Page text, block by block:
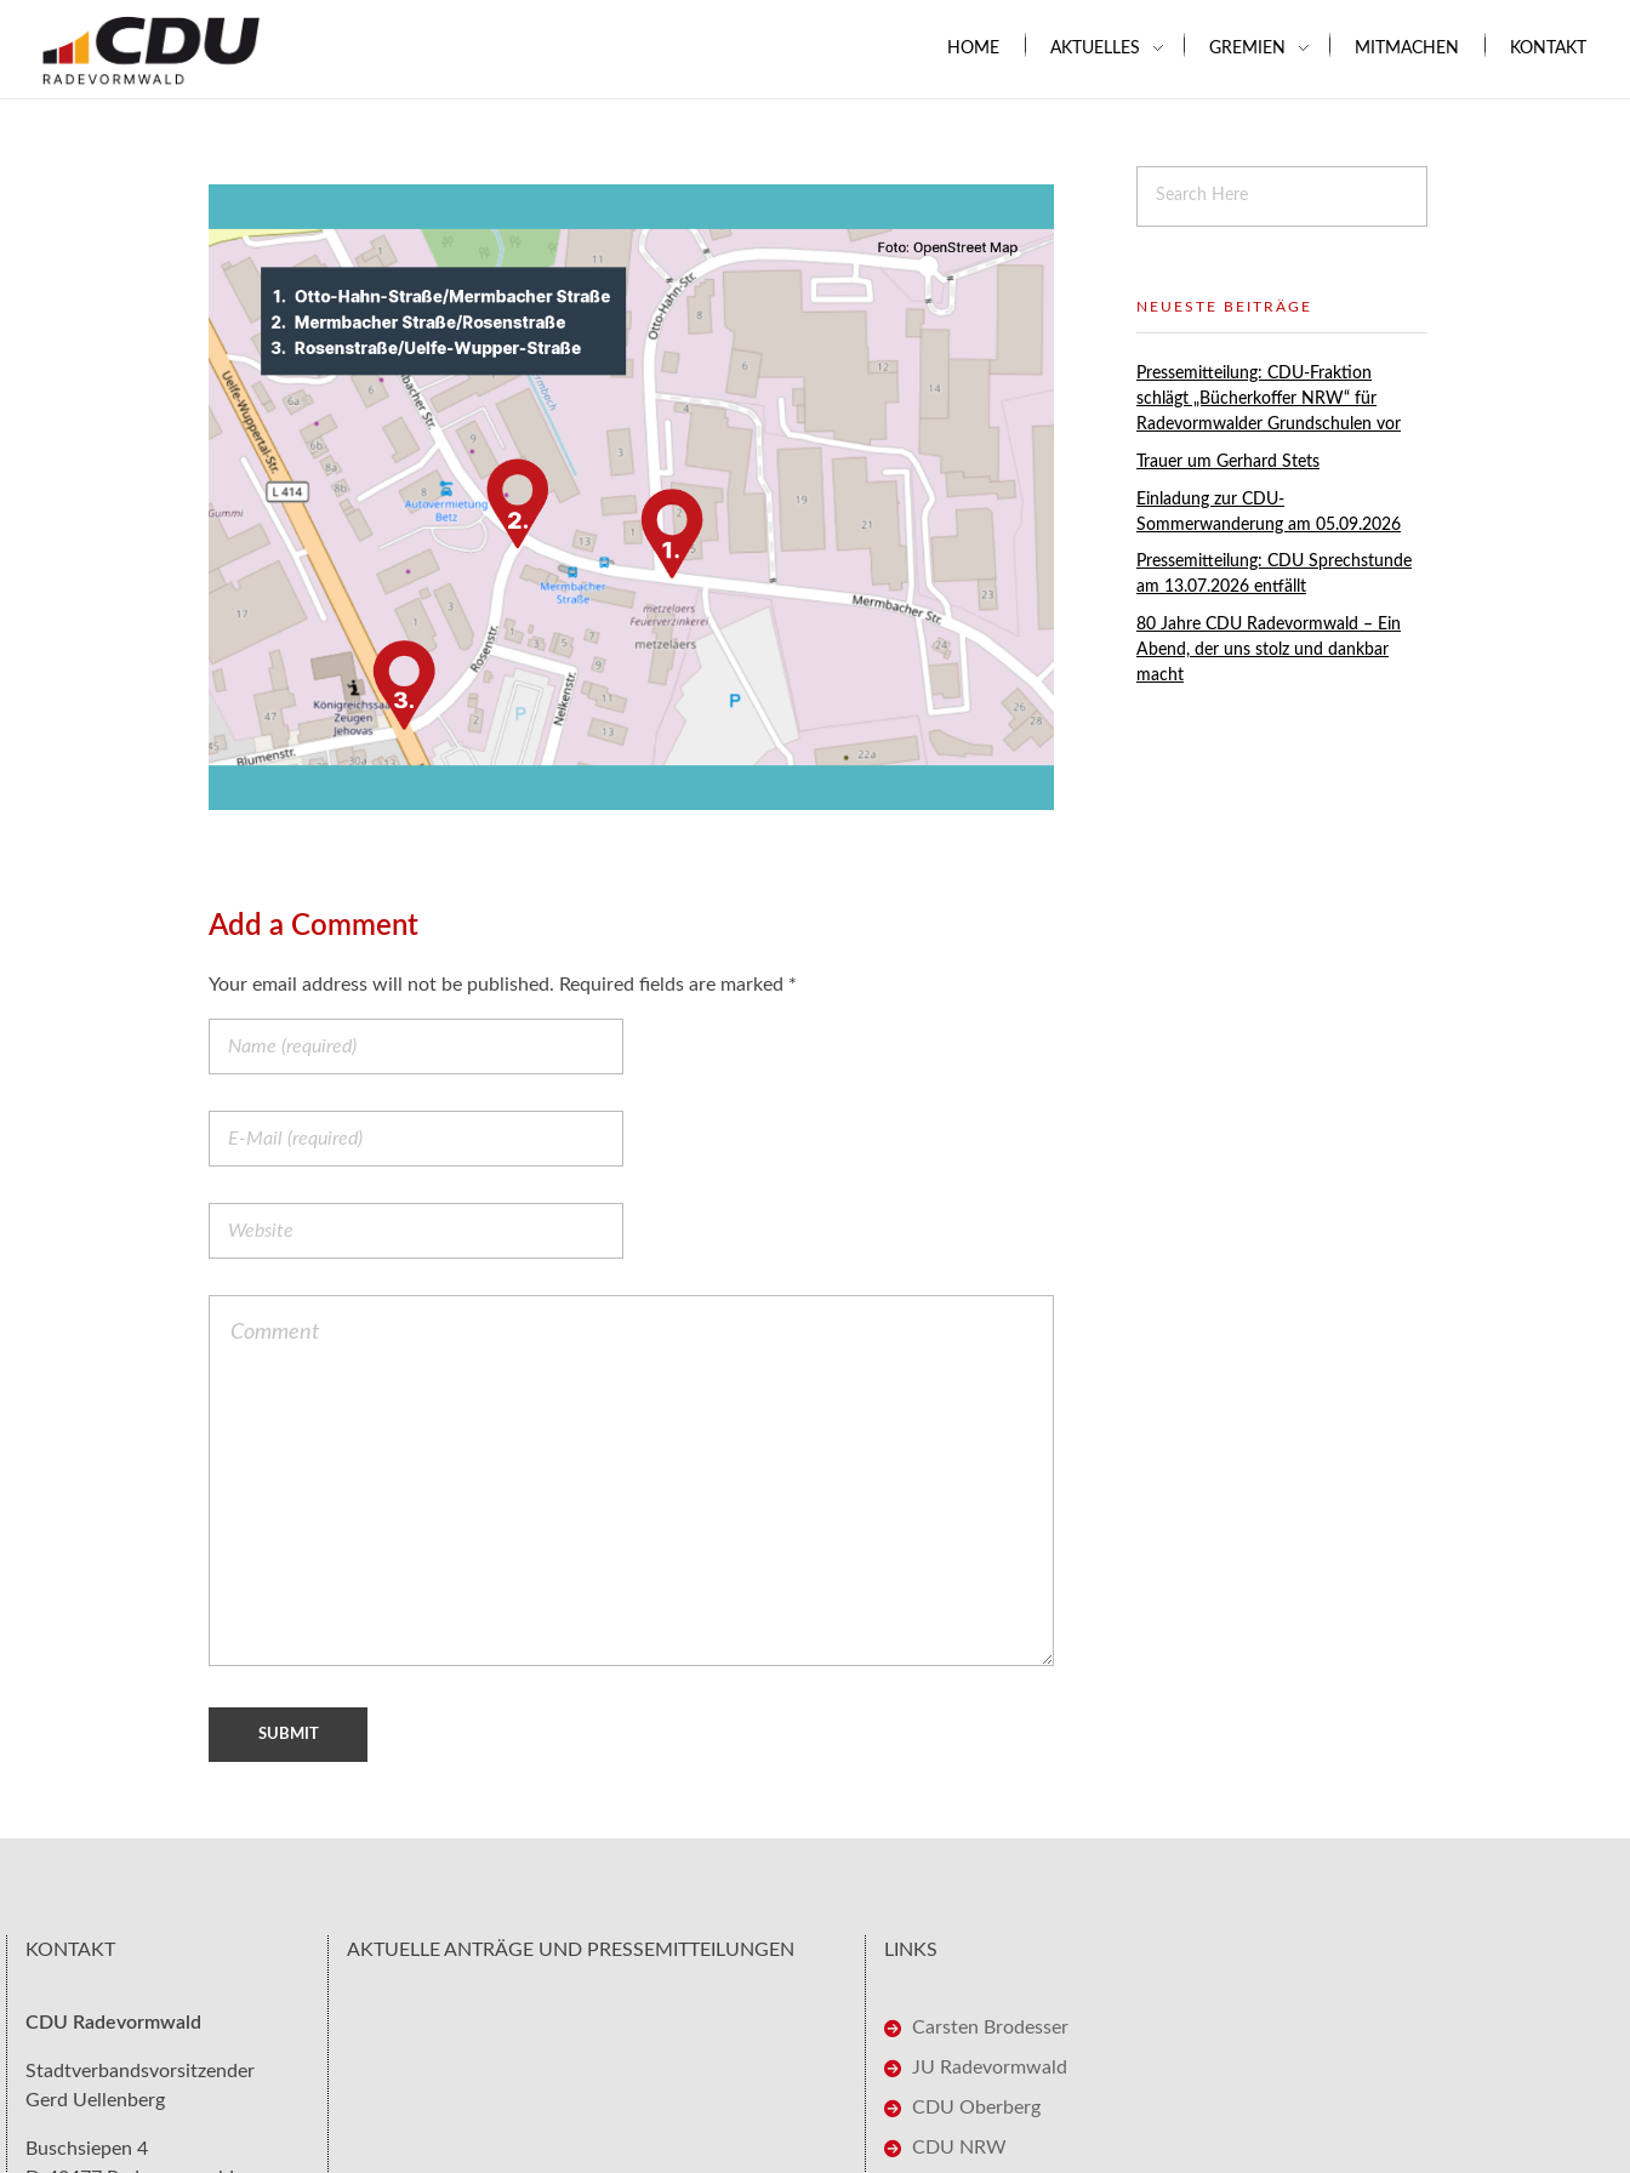
HOME AKTUELLES GREMIEN MITMACHEN KONTAKT
Add a Comment
Your email address will not be published. Required fields are marked *
NEUESTE BEITRÄGE
Pressemitteilung: CDU-Fraktion
schlägt „Bücherkoffer NRW“ für
Radevormwalder Grundschulen vor
Trauer um Gerhard Stets
Einladung zur CDU-
Sommerwanderung am 05.09.2026
Pressemitteilung: CDU Sprechstunde
am 13.07.2026 entfällt
80 Jahre CDU Radevormwald – Ein
Abend, der uns stolz und dankbar
macht
KONTAKT
CDU Radevormwald
Stadtverbandsvorsitzender
Gerd Uellenberg
Buschsiepen 4
AKTUELLE ANTRÄGE UND PRESSEMITTEILUNGEN LINKS
Carsten Brodesser
JU Radevormwald
CDU Oberberg
CDU NRW